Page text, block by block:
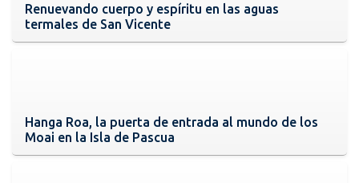
Renuevando cuerpo y espíritu en las aguas
termales de San Vicente
Hanga Roa, la puerta de entrada al mundo de los
Moai en la Isla de Pascua